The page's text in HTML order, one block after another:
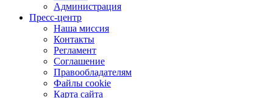
Администрация
Пресс-центр
Наша миссия
Контакты
Регламент
Соглашение
Правообладателям
Файлы cookie
Карта сайта